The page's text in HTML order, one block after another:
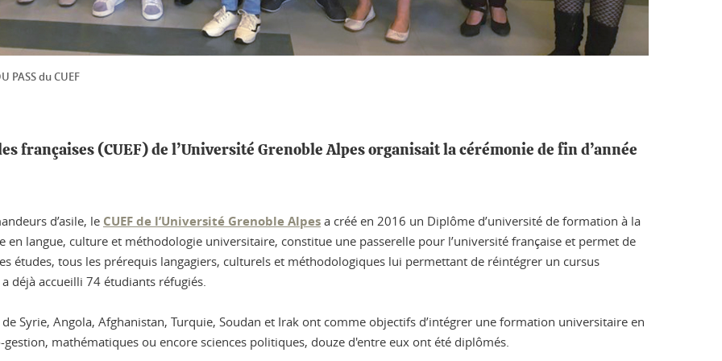
du CUEF
françaises (CUEF) de l’Université Grenoble Alpes organisait la cérémonie de fin d’année
d’asile, le CUEF de l’Université Grenoble Alpes a créé en 2016 un Diplôme d’université de formation à la
langue, culture et méthodologie universitaire, constitue une passerelle pour l’université française et permet de
études, tous les prérequis langagiers, culturels et méthodologiques lui permettant de réintégrer un cursus
a déjà accueilli 74 étudiants réfugiés.
Syrie, Angola, Afghanistan, Turquie, Soudan et Irak ont comme objectifs d’intégrer une formation universitaire en
mathématiques ou encore sciences politiques, douze d'entre eux ont été diplômés.